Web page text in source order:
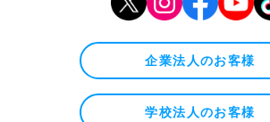
企業法人のお客様
学校法人のお客様